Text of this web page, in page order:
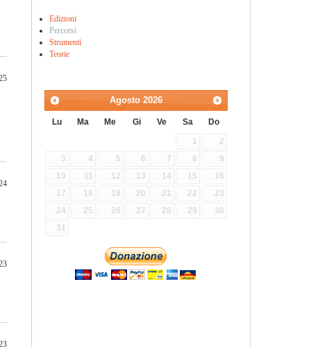
Edizioni
Percorsi
Strumenti
Teorie
Agosto 2026
Lu Ma Me Gi Ve Sa Do
1
2
3
4 5 6 7 8
9
10
11 12 13 14 15
16
17
18 19 20 21 22
23
24
25 26 27 28 29
30
31